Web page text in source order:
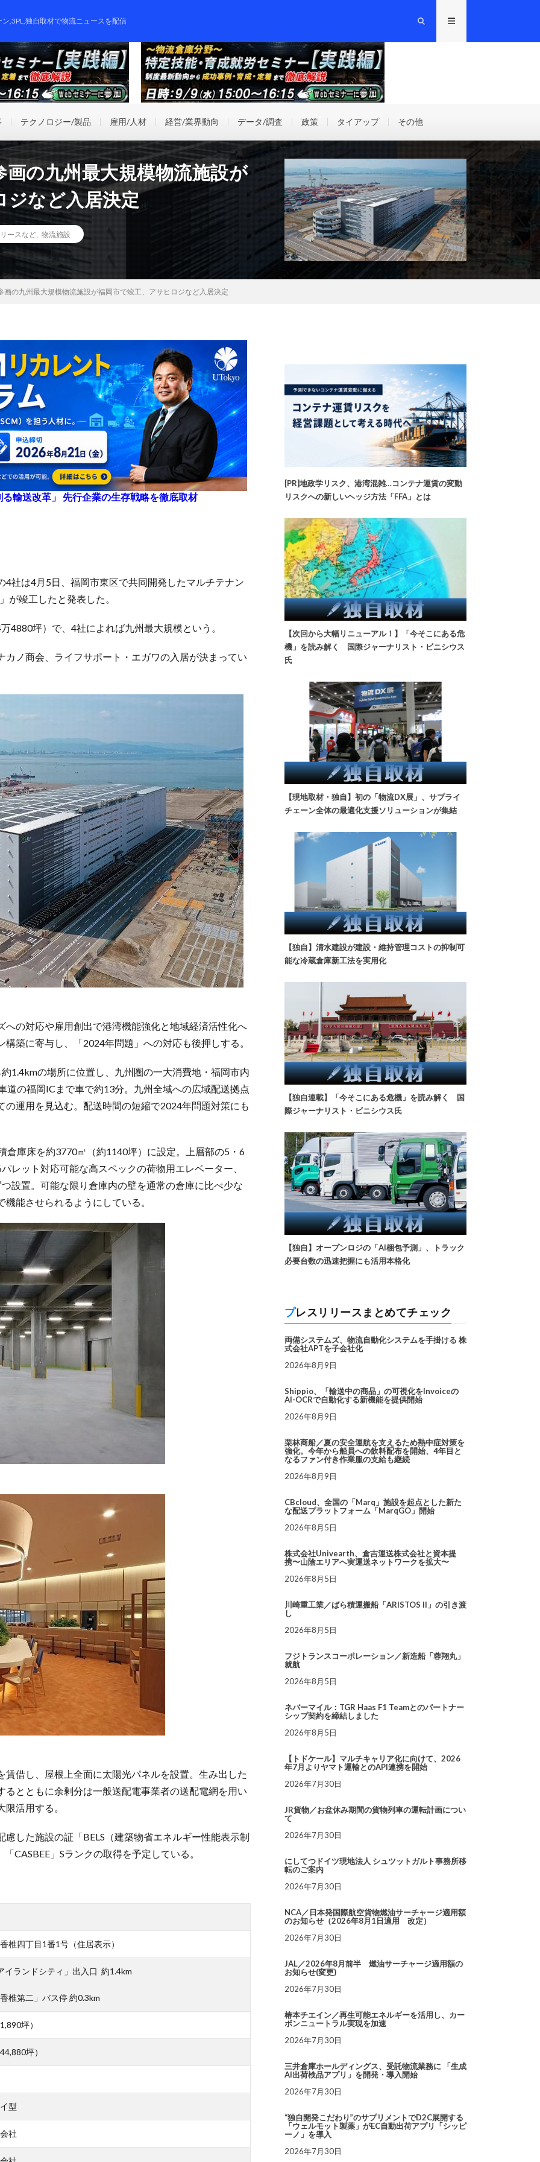
,3PL,独自取材で物流ニュースを配信
テクノロジー/製品 雇用/人材 経営/業界動向 データ/調査 政策 タイアップ その他
の九州最大規模物流施設が
ジなど入居決定
ースなど 物流施設
画の九州最大規模物流施設が福岡市で竣工、アサヒロジなど入居決定
輸送改革」 先行企業の生存戦略を徹底取材
社は4月5日、福岡市東区で共同開発したマルチテナン
が竣工したと発表した。
4880坪）で、4社によれば九州最大規模という。
ノ商会、ライフサポート・エガワの入居が決まってい
の対応や雇用創出で港湾機能強化と地域経済活性化へ
築に寄与し、「2024年問題」への対応も後押しする。
1.4kmの場所に位置し、九州圏の一大消費地・福岡市内
道の福岡ICまで車で約13分。九州全域への広域配送拠点
運用を見込む。配送時間の短縮で2024年問題対策にも
倉庫床を約3770㎡（約1140坪）に設定。上層部の5・6
レット対応可能な高スペックの荷物用エレベーター、
設置。可能な限り倉庫内の壁を通常の倉庫に比べ少な
能させられるようにしている。
借し、屋根上全面に太陽光パネルを設置。生み出した
とともに余剰分は一般送配電事業者の送配電網を用い
活用する。
した施設の証「BELS（建築物省エネルギー性能表示制
CASBEE」Sランクの取得を予定している。
椎四丁目1番1号（住居表示）
イランドシティ」出入口 約1.4km
椎第二」バス停 約0.3km
坪）
坪）
型
社
[PR]地政学リスク、港湾混雑…コンテナ運賃の変動
リスクへの新しいヘッジ方法「FFA」とは
【次回から大幅リニューアル！】「今そこにある危
機」を読み解く 国際ジャーナリスト・ビニシウス
氏
【現地取材・独自】初の「物流DX展」、サプライ
チェーン全体の最適化支援ソリューションが集結
【独自】清水建設が建設・維持管理コストの抑制可
能な冷蔵倉庫新工法を実用化
【独自連載】「今そこにある危機」を読み解く 国
際ジャーナリスト・ビニシウス氏
【独自】オープンロジの「AI梱包予測」、トラック
必要台数の迅速把握にも活用本格化
プレスリリースまとめてチェック
両備システムズ、物流自動化システムを手掛ける 株
式会社APTを子会社化
2026年8月9日
Shippio、「輸送中の商品」の可視化をInvoiceの
AI-OCRで自動化する新機能を提供開始
2026年8月9日
栗林商船／夏の安全運航を支えるため熱中症対策を
強化。今年から船員への飲料配布を開始、4年目と
なるファン付き作業服の支給も継続
2026年8月9日
CBcloud、全国の「Marq」施設を起点とした新た
な配送プラットフォーム「MarqGO」開始
2026年8月5日
株式会社Univearth、倉吉運送株式会社と資本提
携〜山陰エリアへ実運送ネットワークを拡大〜
2026年8月5日
川崎重工業／ばら積運搬船「ARISTOS II」の引き渡
し
2026年8月5日
フジトランスコーポレーション／新造船「蓉翔丸」
就航
2026年8月5日
ネバーマイル：TGR Haas F1 Teamとのパートナー
シップ契約を締結しました
2026年8月5日
【トドケール】マルチキャリア化に向けて、2026
年7月よりヤマト運輸とのAPI連携を開始
2026年7月30日
JR貨物／お盆休み期間の貨物列車の運転計画につい
て
2026年7月30日
にしてつドイツ現地法人 シュツットガルト事務所移
転のご案内
2026年7月30日
NCA／日本発国際航空貨物燃油サーチャージ適用額
のお知らせ（2026年8月1日適用 改定）
2026年7月30日
JAL／2026年8月前半 燃油サーチャージ適用額の
お知らせ(変更)
2026年7月30日
椿本チエイン／再生可能エネルギーを活用し、カー
ボンニュートラル実現を加速
2026年7月30日
三井倉庫ホールディングス、受託物流業務に 「生成
AI出荷検品アプリ」を開発・導入開始
2026年7月30日
“独自開発こだわり”のサプリメントでD2C展開する
「ウェルモット製薬」がEC自動出荷アプリ「シッピ
ーノ」を導入
2026年7月30日